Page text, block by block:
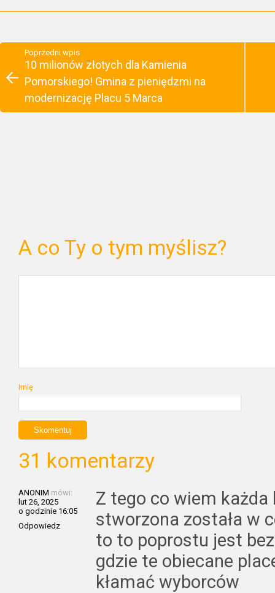
Poprzedni wpis
10 milionów złotych dla Kamienia
Pomorskiego! Gmina z pieniędzmi na
modernizację Placu 5 Marca
A co Ty o tym myślisz?
Imię
31 komentarzy
ANONIM mówi:
lut 26, 2025
o godzinie 16:05
Odpowiedz
Z tego co wiem
stworzona została w
to to poprostu jest
gdzie te obiecane
kłamać wyborców